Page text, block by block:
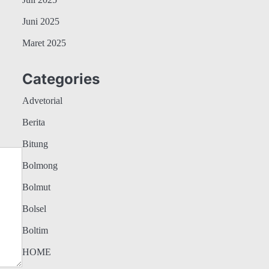
Juni 2025
Maret 2025
Categories
Advetorial
Berita
Bitung
Bolmong
Bolmut
Bolsel
Boltim
HOME